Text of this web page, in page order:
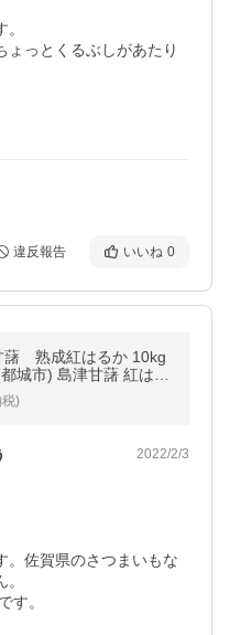
ょっとくるぶしがあたり
違反報告 いいね 0
藷 熟成紅はるか 10kg
城市) 島津甘藷 紅はる
成 未選別 2L〜M さつ
都城市
)
2022/2/3
。佐賀県のさつまいもな
す。